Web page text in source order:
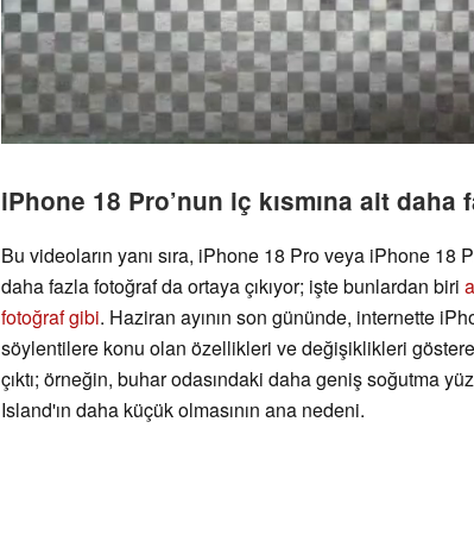
iPhone 18 Pro’nun iç kısmına ait daha
Bu videoların yanı sıra, iPhone 18 Pro veya iPhone 18
daha fazla fotoğraf da ortaya çıkıyor; işte bunlardan biri
fotoğraf gibi. Haziran ayının son gününde, internette
söylentilere konu olan özellikleri ve değişiklikleri
çıktı; örneğin, buhar odasındaki daha geniş soğutma
Island'ın daha küçük olmasının ana nedeni.